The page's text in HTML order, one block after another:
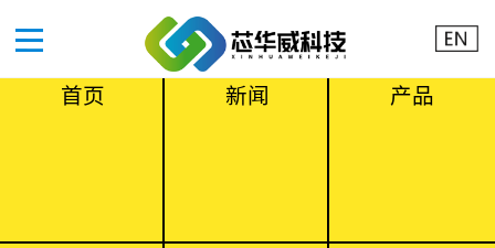
首页 新闻 产品